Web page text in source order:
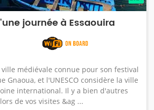
désert de Merzouga 3
de 3 jours dans le désert de
viendra vous chercher à votre
pour une aventure à travers les